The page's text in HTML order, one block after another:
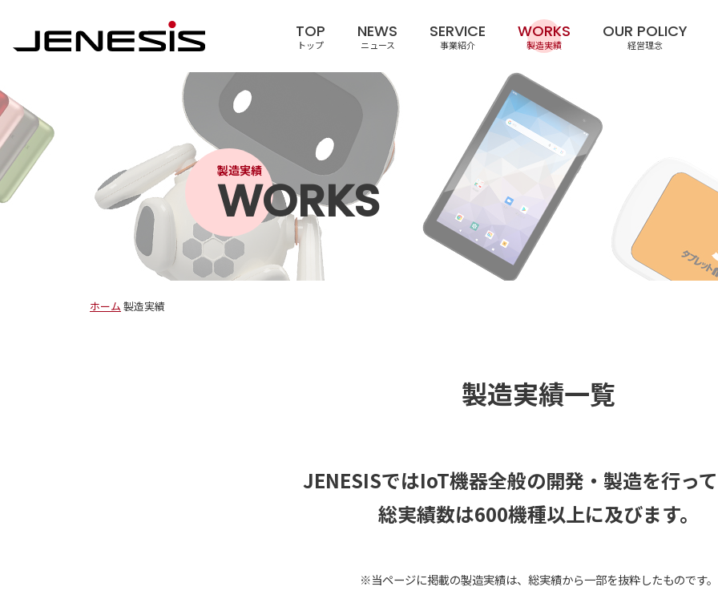
TOP
トップ
NEWS
ニュース
SERVICE
事業紹介
WORKS
製造実績
OUR POLICY
経営理念
製造実績
WORKS
ホーム 製造実績
製造実績一覧
JENESISではIoT機器全般の開発・製造を行っ
総実績数は600機種以上に及びます。
※当ページに掲載の製造実績は、総実績から一部を抜粋したものです。